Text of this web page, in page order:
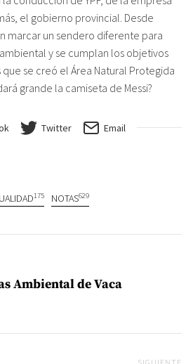
el gobierno provincial. Desde
marcar un sendero diferente para
y se cumplan los objetivos
se creó el Área Natural Protegida
grande la camiseta de Messi?
Twitter Email
175 NOTAS629
Ambiental de Vaca